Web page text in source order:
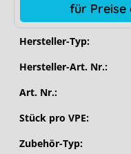
Hersteller-Typ:
Hersteller-Art. Nr.:
Art. Nr.:
Stück pro VPE:
Zubehör-Typ:
für Preise